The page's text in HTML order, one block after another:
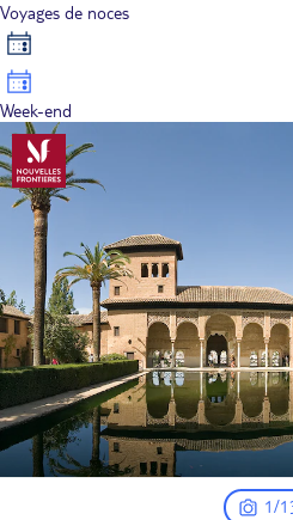
Voyages de noces
Week-end
1/